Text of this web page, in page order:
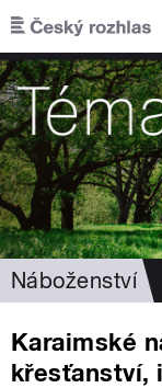
Přejít k hlavnímu
Náboženství
Karaimské
křesťanství,